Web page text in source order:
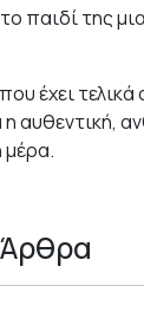
παιδί της
έχει τελικά
η αυθεντική,
μέρα.